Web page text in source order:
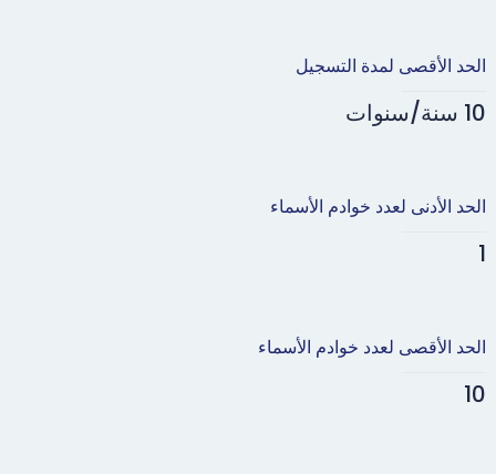
الحد الأقصى لمدة التسجيل
10 سنة/سنوات
الحد الأدنى لعدد خوادم الأسماء
1
الحد الأقصى لعدد خوادم الأسماء
10